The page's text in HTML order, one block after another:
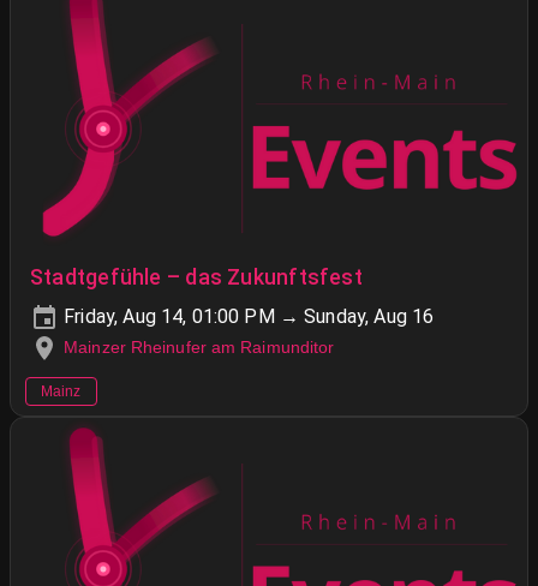
Stadtgefühle – das Zukunftsfest
Friday, Aug 14, 01:00 PM → Sunday, Aug 16
Mainzer Rheinufer am Raimunditor
Mainz